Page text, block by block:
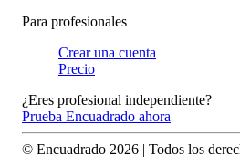
Para profesionales
Crear una cuenta
Precio
¿Eres profesional independiente?
Prueba Encuadrado ahora
© Encuadrado 2026 | Todos los